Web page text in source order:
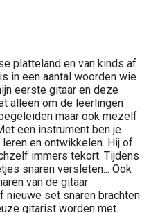
platteland en van kinds af
in een aantal woorden wie
eerste gitaar en deze
alleen om de leerlingen
maar ook mezelf
een instrument ben je
en ontwikkelen. Hij of
immers tekort. Tijdens
snaren versleten... Ook
van de gitaar
nieuwe set snaren brachten
gitarist worden met